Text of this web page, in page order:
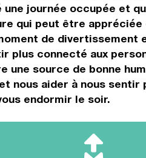
journée occupée et
qui peut être
de
connecté aux
une source de bonne
nous aider à nous
endormir le soir.